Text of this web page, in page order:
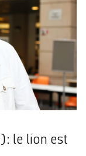
le lion est